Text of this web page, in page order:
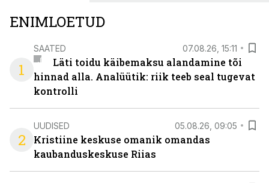
ENIMLOETUD
1
SAATED 07.08.26, 15:11
Läti toidu käibemaksu alandamine tõi
hinnad alla. Analüütik: riik teeb seal tugevat
kontrolli
2
UUDISED 05.08.26, 09:05
Kristiine keskuse omanik omandas
kaubanduskeskuse Riias